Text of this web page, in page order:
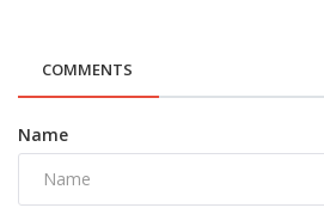
COMMENTS
Name